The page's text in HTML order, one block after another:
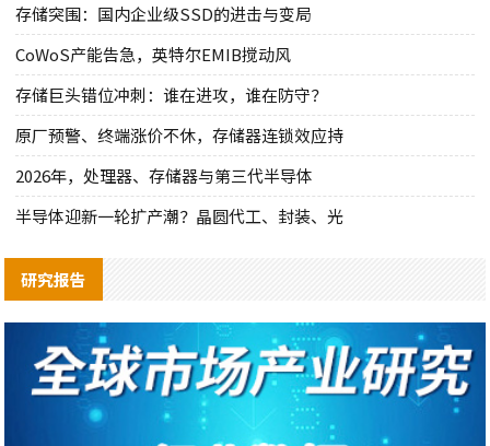
存储突围：国内企业级SSD的进击与变局
CoWoS产能告急，英特尔EMIB搅动风
存储巨头错位冲刺：谁在进攻，谁在防守？
原厂预警、终端涨价不休，存储器连锁效应持
2026年，处理器、存储器与第三代半导体
半导体迎新一轮扩产潮？晶圆代工、封装、光
研究报告